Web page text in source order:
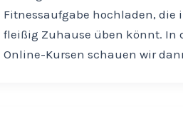
Fitnessaufgabe hochladen, die
fleißig Zuhause üben könnt. In
Online-Kursen schauen wir